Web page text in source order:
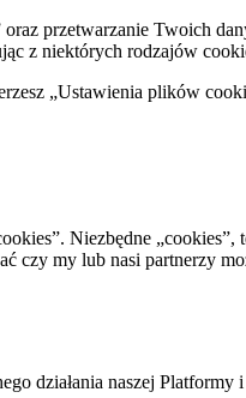
przetwarzanie Twoich
z niektórych rodzajów
„Ustawienia plików
Niezbędne „cookies”,
czy my lub nasi partnerzy
działania naszej